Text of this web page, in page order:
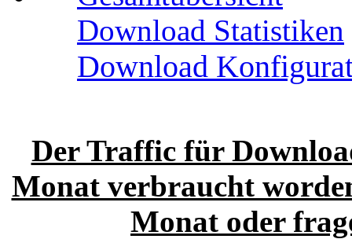
Download Statistiken
Download
Der Traffic für
Monat verbraucht
Monat oder